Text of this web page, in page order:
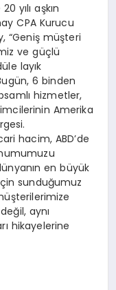
yılı aşkın
CPA Kurucu
“Geniş müşteri
ve güçlü
layık
6 binden
hizmetler,
Amerika
hacim, ABD’de
en büyük
sunduğumuz
aynı
hikayelerine